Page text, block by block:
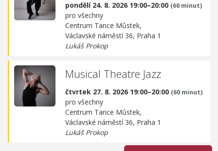
pondělí 24. 8. 2026 19:00–20:00 (60 minut)
pro všechny
Centrum Tance Můstek,
Václavské náměstí 36, Praha 1
Lukáš Prokop
Musical Theatre Jazz
čtvrtek 27. 8. 2026 19:00–20:00 (60 minut)
pro všechny
Centrum Tance Můstek,
Václavské náměstí 36, Praha 1
Lukáš Prokop